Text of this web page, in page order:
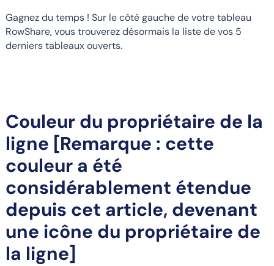
Gagnez du temps ! Sur le côté gauche de votre tableau
RowShare, vous trouverez désormais la liste de vos 5
derniers tableaux ouverts.
Couleur du propriétaire de la
ligne [Remarque : cette
couleur a été
considérablement étendue
depuis cet article, devenant
une icône du propriétaire de
la ligne]